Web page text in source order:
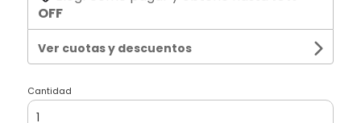
OFF
Ver cuotas y descuentos
Cantidad